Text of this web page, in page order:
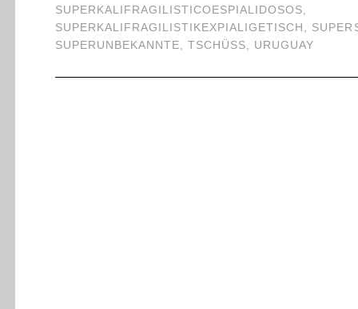
SUPERKALIFRAGILISTICOESPIALIDOSOS,
SUPERKALIFRAGILISTIKEXPIALIGETISCH ,
SUPERUNBEKANNTE, TSCHÜSS, URUGUAY